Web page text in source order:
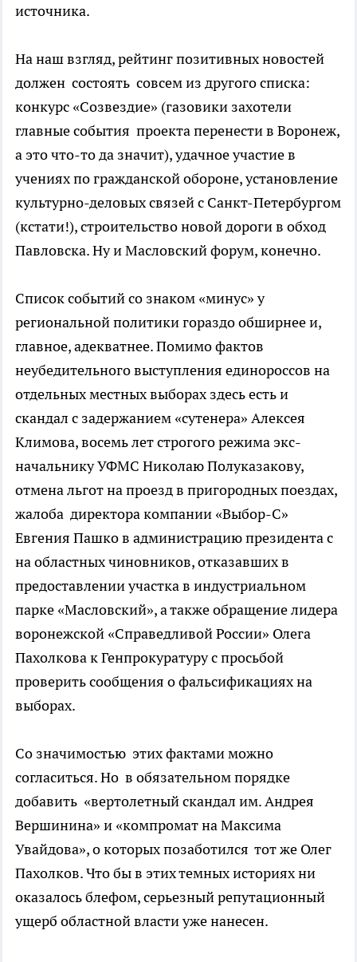
источника.
На наш взгляд, рейтинг позитивных новостей
должен состоять совсем из другого списка:
конкурс «Созвездие» (газовики захотели
главные события проекта перенести в Воронеж,
а это что-то да значит), удачное участие в
учениях по гражданской обороне, установление
культурно-деловых связей с Санкт-Петербургом
(кстати!), строительство новой дороги в обход
Павловска. Ну и Масловский форум, конечно.
Список событий со знаком «минус» у
региональной политики гораздо обширнее и,
главное, адекватнее. Помимо фактов
неубедительного выступления единороссов на
отдельных местных выборах здесь есть и
скандал с задержанием «сутенера» Алексея
Климова, восемь лет строгого режима экс-
начальнику УФМС Николаю Полуказакову,
отмена льгот на проезд в пригородных поездах,
жалоба директора компании «Выбор-С»
Евгения Пашко в администрацию президента с
на областных чиновников, отказавших в
предоставлении участка в индустриальном
парке «Масловский», а также обращение лидера
воронежской «Справедливой России» Олега
Пахолкова к Генпрокуратуру с просьбой
проверить сообщения о фальсификациях на
выборах.
Со значимостью этих фактами можно
согласиться. Но в обязательном порядке
добавить «вертолетный скандал им. Андрея
Вершинина» и «компромат на Максима
Увайдова», о которых позаботился тот же Олег
Пахолков. Что бы в этих темных историях ни
оказалось блефом, серьезный репутационный
ущерб областной власти уже нанесен.